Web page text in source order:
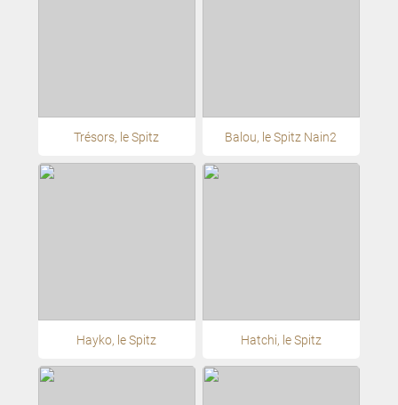
Trésors, le Spitz Balou, le Spitz Nain2
Hayko, le Spitz Hatchi, le Spitz